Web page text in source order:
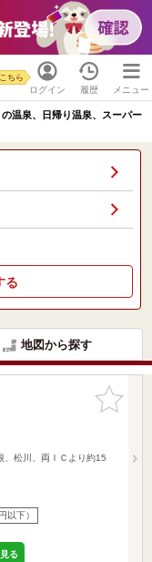
ログイン
ちら
履歴 メニュー
温泉、日帰り温泉、スーパー
る
地図から探す
お気に入
りに追加
松川、両ＩＣより約15
以下）
る